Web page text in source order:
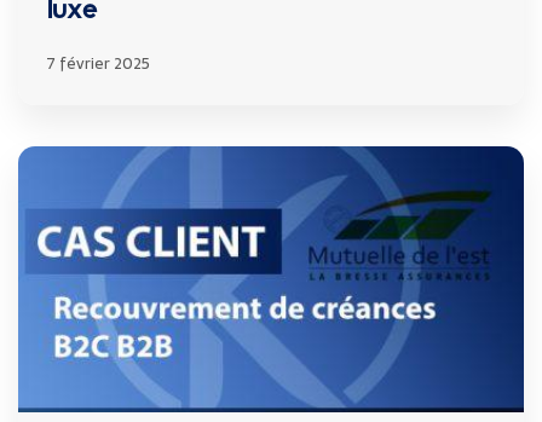
luxe
7 février 2025